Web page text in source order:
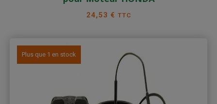
Prix
24,53 € TTC
Plus que 1 en stock